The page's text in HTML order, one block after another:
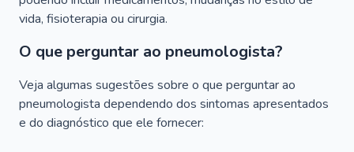
vida, fisioterapia ou cirurgia.
O que perguntar ao pneumologista?
Veja algumas sugestões sobre o que perguntar ao
pneumologista dependendo dos sintomas apresentados
e do diagnóstico que ele fornecer: